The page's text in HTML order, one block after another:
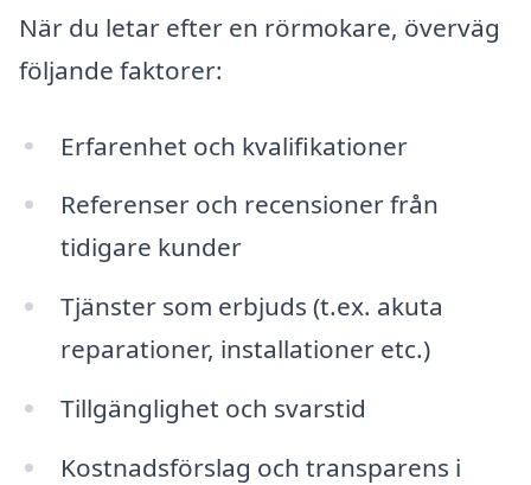
När du letar efter en rörmokare, överväg
följande faktorer:
Erfarenhet och kvalifikationer
Referenser och recensioner från
tidigare kunder
Tjänster som erbjuds (t.ex. akuta
reparationer, installationer etc.)
Tillgänglighet och svarstid
Kostnadsförslag och transparens i